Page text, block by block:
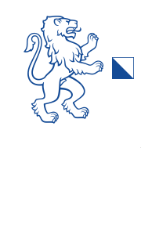
Hauptnavigation
springen
Inhalt
springen